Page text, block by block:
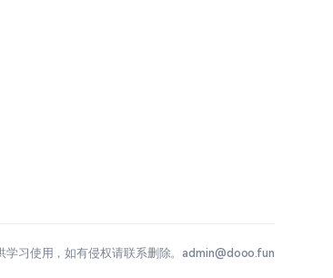
习使用，如有侵权请联系删除。admin@dooo.fun